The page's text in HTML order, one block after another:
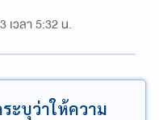
เวลา 5:32 น.
ะบุว่าให้ความ